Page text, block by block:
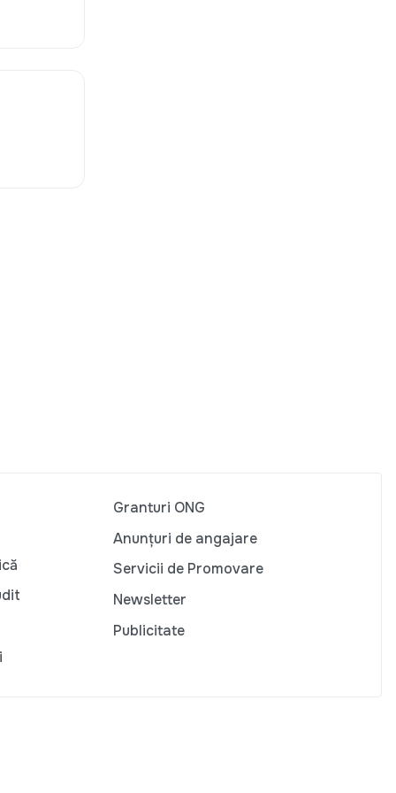
Granturi ONG
Anunțuri de angajare
Servicii de Promovare
Newsletter
Publicitate